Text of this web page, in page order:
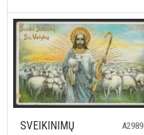
SVEIKINIMŲ
A2989